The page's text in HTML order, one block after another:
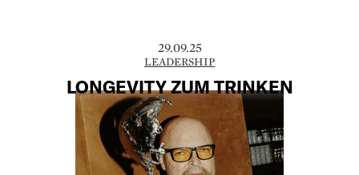
29.09.25
LEADERSHIP
LONGEVITY ZUM TRINKEN